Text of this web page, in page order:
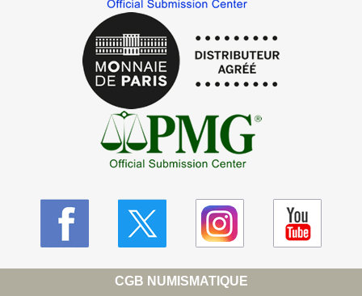
CGB NUMISMATIQUE